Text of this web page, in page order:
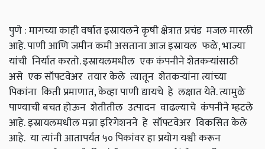
पुणे : मागच्या काही वर्षात इस्रायलने कृषी क्षेत्रात प्रचंड मजल मारली
आहे. पाणी आणि जमीन कमी असताना आज इस्रायल फळे,भाज्या
यांची निर्यात करतो. इस्रायलमधील एक कंपनीने शेतकऱ्यांसाठी
असे एक सॉफ्टवेअर तयार केले त्यातून शेतकऱ्यांना त्यांच्या
पिकांना किती प्रमाणात,केव्हा पाणी द्यायचे हे लक्षात येते. त्यामुळे
पाण्याची बचत होऊन शेतीतील उत्पादन वाढल्याचे कंपनीने म्हटले
आहे.इस्रायलमधील मन्ना इरिगेशनने हे सॉफ्टवेअर विकसित केले
आहे. या त्यांनी आतापर्यंत ५० पिकांवर हा प्रयोग यश्वी करून